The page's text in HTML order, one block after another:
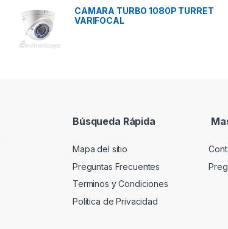
CAMARA TURBO 1080P TURRET
VARIFOCAL
Búsqueda Rápida
Mapa del sitio
Preguntas Frecuentes
Terminos y Condiciones
Política de Privacidad